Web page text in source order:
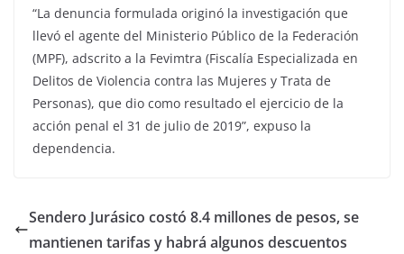
“La denuncia formulada originó la investigación que
llevó el agente del Ministerio Público de la Federación
(MPF), adscrito a la Fevimtra (Fiscalía Especializada en
Delitos de Violencia contra las Mujeres y Trata de
Personas), que dio como resultado el ejercicio de la
acción penal el 31 de julio de 2019”, expuso la
dependencia.
Sendero Jurásico costó 8.4 millones de pesos, se
mantienen tarifas y habrá algunos descuentos